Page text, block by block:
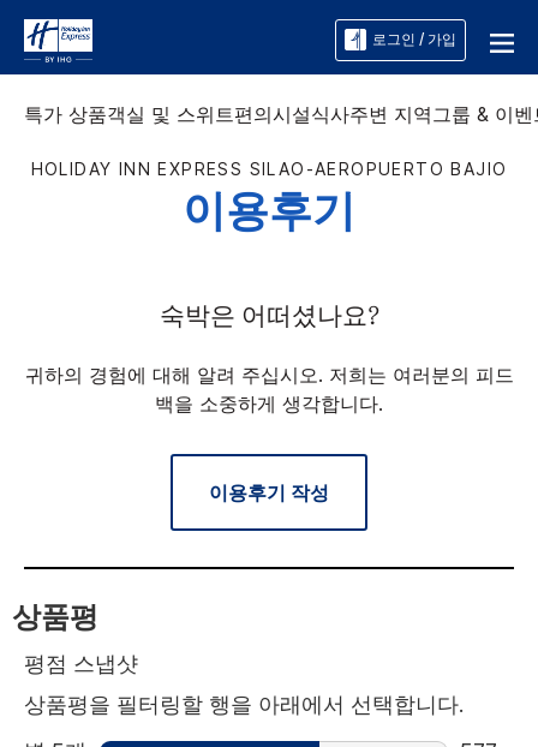
로그인 / 가입
특가 상품객실 및 스위트편의시설식사주변 지역그룹 & 이벤
HOLIDAY INN EXPRESS SILAO-AEROPUERTO BAJIO
이용후기
숙박은 어떠셨나요?
귀하의 경험에 대해 알려 주십시오. 저희는 여러분의 피드
백을 소중하게 생각합니다.
이용후기 작성